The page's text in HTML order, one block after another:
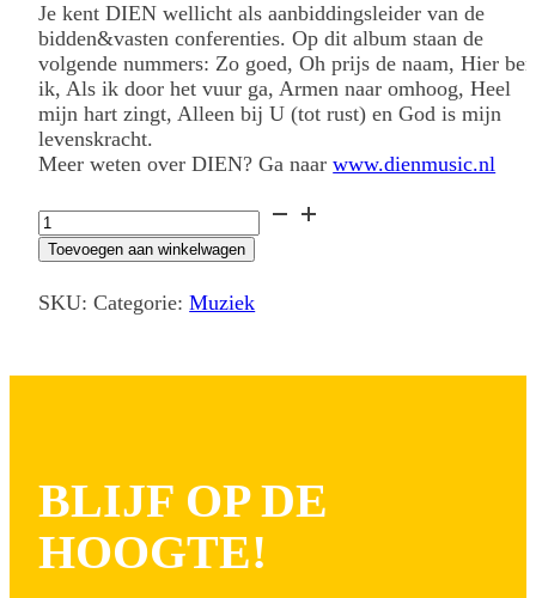
Je kent DIEN wellicht als aanbiddingsleider van de
bidden&vasten conferenties. Op dit album staan de
volgende nummers: Zo goed, Oh prijs de naam, Hier ben
ik, Als ik door het vuur ga, Armen naar omhoog, Heel
mijn hart zingt, Alleen bij U (tot rust) en God is mijn
levenskracht.
Meer weten over DIEN? Ga naarwww.dienmusic.nl
CD
DIEN
Omhoog
Toevoegen aan winkelwagen
SKU:Categorie:Muziek
BLIJF OP DE
HOOGTE!